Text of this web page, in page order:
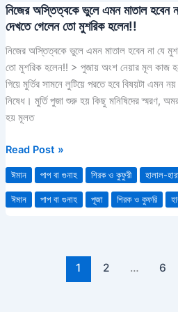
নিজের অস্তিত্বকে ভুলে এমন মাতাল
দেখতে গেলেন তো মুশরিক হলেন!!
নিজের অস্তিত্বকে ভুলে এমন মাতাল হবেন না যে
তো মুশরিক হলেন!! > পুজায় অংশ নেয়ার মূল কাজ
গিয়ে মুর্তির সামনে লুটিয়ে পরতে হবে বিষয়টা এমন
নিষেধ। মুর্তি পুজা শুরু হয় কিছু মনিষিদের স্মরণ,
হয় মূলত
নিজের
অস্তিত্বকে
ভুলে
মাতাল
হবেন
মুশরিক
উঠবেন!!
পুজো
দেখতে
Read Post »
ঈমান পাপ বা গুনাহ শিরক ও কুফুরী হালাল-
ঈমান পাপ বা গুনাহ পূজা শিরক ও কুফরি
1 2 … 6